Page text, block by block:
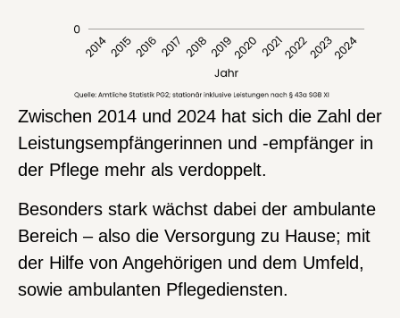
Zwischen 2014 und 2024 hat sich die Zahl der
Leistungsempfängerinnen und -empfänger in
der Pflege mehr als verdoppelt.
Besonders stark wächst dabei der ambulante
Bereich – also die Versorgung zu Hause; mit
der Hilfe von Angehörigen und dem Umfeld,
sowie ambulanten Pflegediensten.